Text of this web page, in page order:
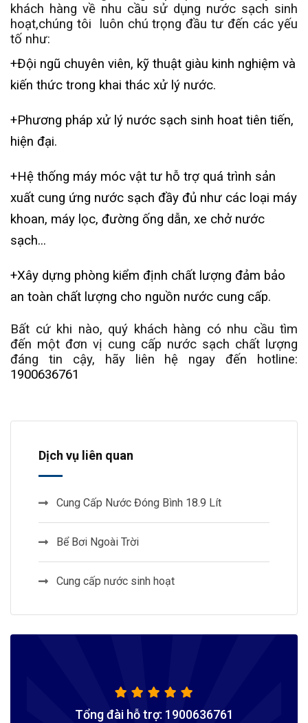
khách hàng về nhu cầu sử dụng nước sạch sinh
hoạt,chúng tôi luôn chú trọng đầu tư đến các yếu
tố như:
+Đội ngũ chuyên viên, kỹ thuật giàu kinh nghiệm và
kiến thức trong khai thác xử lý nước.
+Phương pháp xử lý nước sạch sinh hoat tiên tiến,
hiện đại.
+Hệ thống máy móc vật tư hỗ trợ quá trình sản
xuất cung ứng nước sạch đầy đủ như các loại máy
khoan, máy lọc, đường ống dẫn, xe chở nước
sạch...
+Xây dựng phòng kiểm định chất lượng đảm bảo
an toàn chất lượng cho nguồn nước cung cấp.
Bất cứ khi nào, quý khách hàng có nhu cầu tìm
đến một đơn vị cung cấp nước sạch chất lượng
đáng tin cậy, hãy liên hệ ngay đến hotline:
1900636761
Dịch vụ liên quan
Cung Cấp Nước Đóng Bình 18.9 Lít
Bể Bơi Ngoài Trời
Cung cấp nước sinh hoạt
Tổng đài hỗ trợ: 1900636761